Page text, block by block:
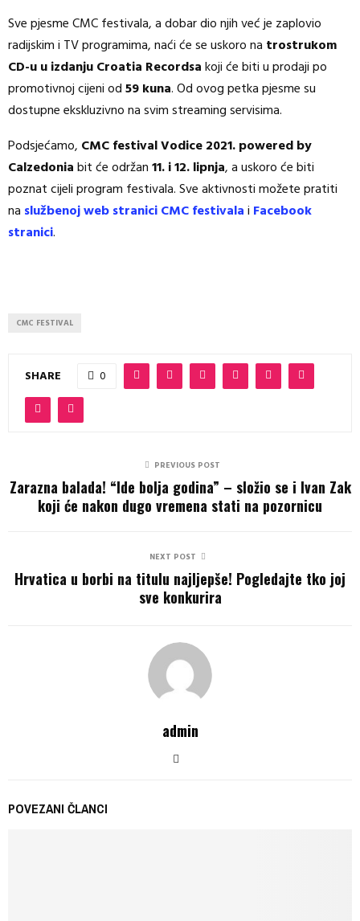
Sve pjesme CMC festivala, a dobar dio njih već je zaplovio
radijskim i TV programima, naći će se uskoro na trostrukom
CD-u u izdanju Croatia Recordsakoji će biti u prodaji po
promotivnoj cijeni od59 kuna. Od ovog petka pjesme su
dostupne ekskluzivno na svim streaming servisima.
Podsjećamo, CMC festival Vodice 2021. powered by
Calzedoniabit će održan11. i 12. lipnja, a uskoro će biti
poznat cijeli program festivala. Sve aktivnosti možete pratiti
na službenoj web stranici CMC festivalai Facebook
stranici.
CMC FESTIVAL
SHARE 0
PREVIOUS POST
Zarazna balada! “Ide bolja godina” – složio se i Ivan Zak
koji će nakon dugo vremena stati na pozornicu
NEXT POST
Hrvatica u borbi na titulu najljepše! Pogledajte tko joj
sve konkurira
admin
POVEZANI ČLANCI